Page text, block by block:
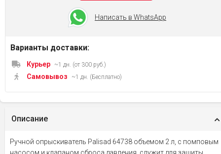
Написать в WhatsApp
Варианты доставки:
Курьер ~1 дн. (от 300 руб.)
Самовывоз ~1 дн. (Бесплатно)
Описание
Ручной опрыскиватель Palisad 64738 объемом 2 л, с помповым